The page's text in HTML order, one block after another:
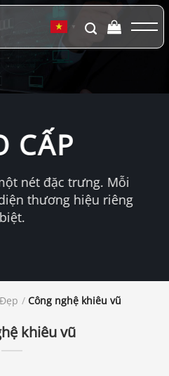
▼
CẤP
nét đặc trưng. Mỗi
thương hiệu riêng
biệt.
/ Công nghệ khiêu vũ
khiêu vũ